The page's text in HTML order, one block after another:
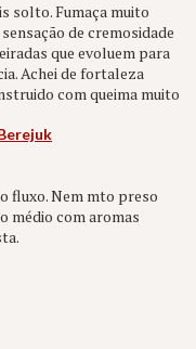
solto. Fumaça muito
de cremosidade
que evoluem para
Achei de fortaleza
com queima muito
fluxo. Nem mto preso
médio com aromas